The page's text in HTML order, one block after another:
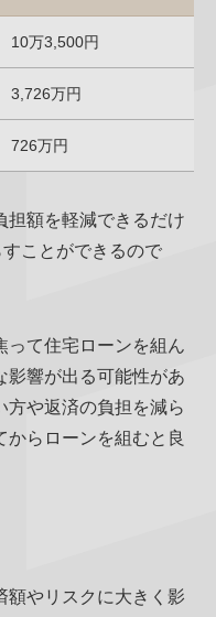
10万3,500円
3,726万円
726万円
担額を軽減できるだけ
ことができるので
って住宅ローンを組ん
影響が出る可能性があ
方や返済の負担を減ら
からローンを組むと良
額やリスクに大きく影